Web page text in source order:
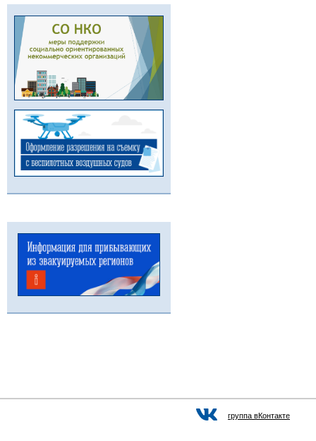
группа вКонтакте